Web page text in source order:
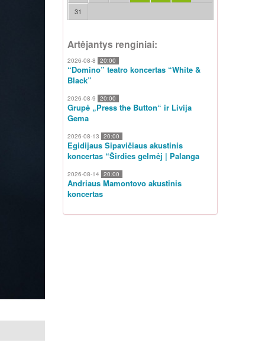
31
Artėjantys renginiai:
2026-08-8 20:00
“Domino” teatro koncertas “White &
Black”
2026-08-9 20:00
Grupė „Press the Button“ ir Livija
Gema
2026-08-13 20:00
Egidijaus Sipavičiaus akustinis
koncertas “Širdies gelmėj | Palanga
2026-08-14 20:00
Andriaus Mamontovo akustinis
koncertas